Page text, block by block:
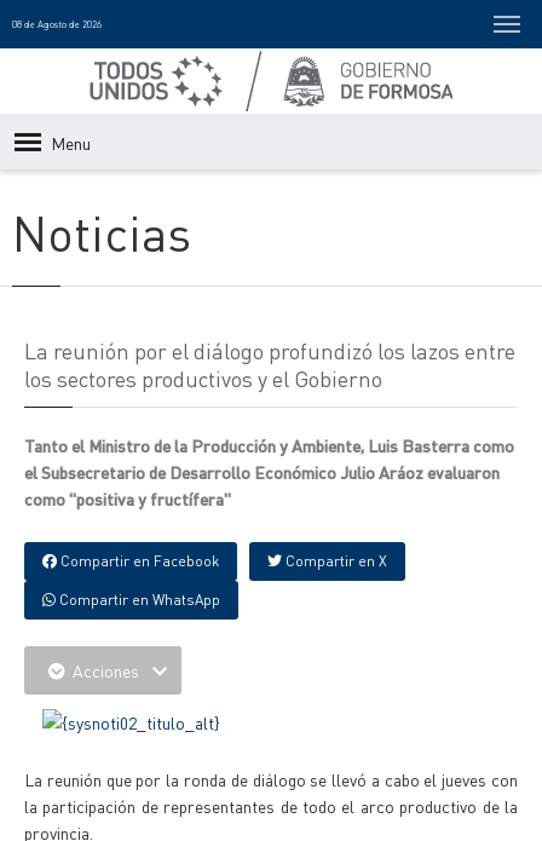
08 de Agosto de 2026
Menu
Noticias
La reunión por el diálogo profundizó los lazos entre
los sectores productivos y el Gobierno
Tanto el Ministro de la Producción y Ambiente, Luis Basterra como
el Subsecretario de Desarrollo Económico Julio Aráoz evaluaron
como "positiva y fructífera"
Compartir en Facebook Compartir en X
Compartir en WhatsApp
Acciones
La reunión que por la ronda de diálogo se llevó a cabo el jueves con
la participación de representantes de todo el arco productivo de la
provincia.